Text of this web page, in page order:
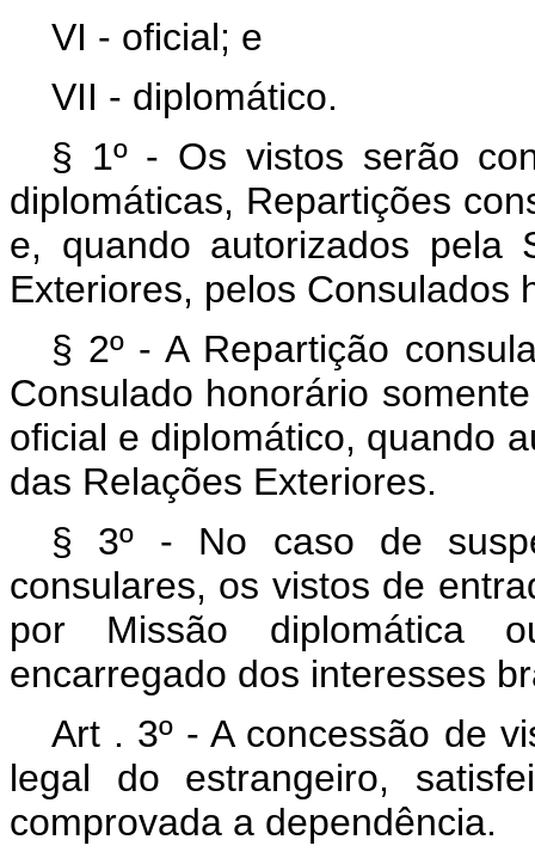
VI - oficial; e
VII - diplomático.
§ 1º - Os vistos serão
diplomáticas, Repartições
e, quando autorizados pela
Exteriores, pelos Consulados
§ 2º - A Repartição
Consulado honorário
oficial e diplomático, quando
das Relações Exteriores.
§ 3º - No caso de
consulares, os vistos de
por Missão diplomática
encarregado dos interesses
Art . 3º - A concessão de
legal do estrangeiro,
comprovada a dependência.